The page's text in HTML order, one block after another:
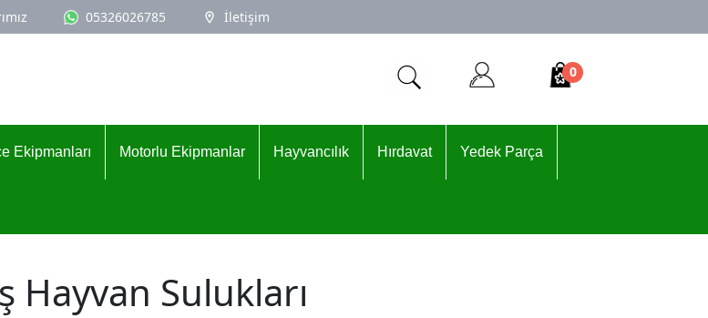
05326026785 İletişim
0
Ekipmanları Motorlu Ekipmanlar Hayvancılık Hırdavat Yedek Parça
Hayvan Sulukları